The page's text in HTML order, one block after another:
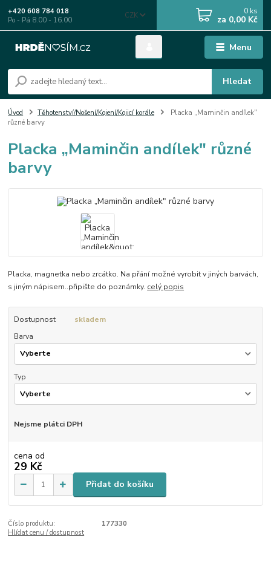
Menu
CZK
Hledat
+420 608 784 018
Po - Pá 8.00 - 16.00
0 ks
za 0,00 Kč
Úvod Těhotenství/Nošení/Kojení/Kojicí korále
Placka „Maminčin andílek"
různé barvy
Placka „Maminčin andílek" různé
barvy
Placka, magnetka nebo zrcátko. Na přání možné vyrobit v jiných barvách,
s jiným nápisem..připište do poznámky. celý popis
Dostupnost
skladem
Barva
Typ
Nejsme plátci DPH
cena od
29 Kč
Přidat do košíku
Číslo produktu:
177330
Hlídat cenu / dostupnost